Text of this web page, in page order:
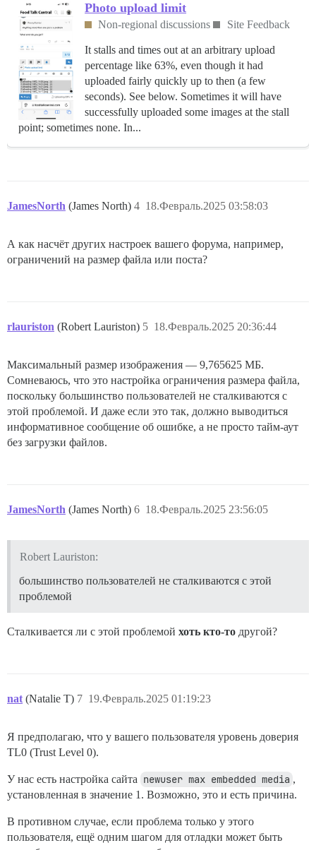
Photo upload limit
Non-regional discussions Site Feedback
It stalls and times out at an arbitrary upload
percentage like 63%, even though it had
uploaded fairly quickly up to then (a few
seconds). See below. Sometimes it will have
successfully uploaded some images at the stall
point; sometimes none. In...
JamesNorth (James North) 18.Февраль.2025 03:58:03
4
А как насчёт других настроек вашего форума, например,
ограничений на размер файла или поста?
rlauriston (Robert Lauriston) 18.Февраль.2025 20:36:44
5
Максимальный размер изображения — 9,765625 МБ.
Сомневаюсь, что это настройка ограничения размера файла,
поскольку большинство пользователей не сталкиваются с
этой проблемой. И даже если это так, должно выводиться
информативное сообщение об ошибке, а не просто тайм-аут
без загрузки файлов.
JamesNorth (James North) 18.Февраль.2025 23:56:05
6
Robert Lauriston:
большинство пользователей не сталкиваются с этой
проблемой
Сталкивается ли с этой проблемой хоть кто-то другой?
nat (Natalie T) 19.Февраль.2025 01:19:23
7
Я предполагаю, что у вашего пользователя уровень доверия
TL0 (Trust Level 0).
У нас есть настройка сайта newuser max embedded media ,
установленная в значение 1. Возможно, это и есть причина.
В противном случае, если проблема только у этого
пользователя, ещё одним шагом для отладки может быть